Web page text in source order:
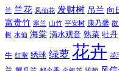
兰 兰花 凤仙花 发财树 吊兰 向
富贵竹 寒兰 山竹 平安树 康乃馨
树 水仙 海棠 滴水观音 熟菜 牡丹
牛 红掌 绣球 绿萝 花卉 花